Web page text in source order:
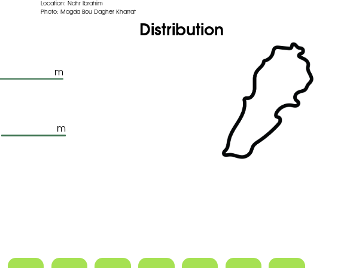
Location: Nahr Ibrahim
Photo: Magda Bou Dagher Kharrat
m
m
Distribution